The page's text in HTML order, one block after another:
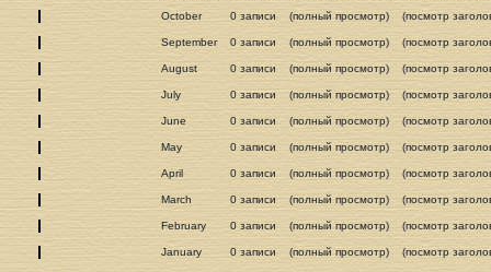
October 0 записи (полный просмотр) (посмотр
September 0 записи (полный просмотр) (посмотр
August 0 записи (полный просмотр) (посмотр
July 0 записи (полный просмотр) (посмотр
June 0 записи (полный просмотр) (посмотр
May 0 записи (полный просмотр) (посмотр
April 0 записи (полный просмотр) (посмотр
March 0 записи (полный просмотр) (посмотр
February 0 записи (полный просмотр) (посмотр
January 0 записи (полный просмотр) (посмотр